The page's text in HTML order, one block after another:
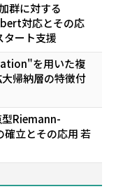
群に対する
対応とその応
タート支援
を用いた複
帰納層の特徴付
Riemann-
立とその応用 若